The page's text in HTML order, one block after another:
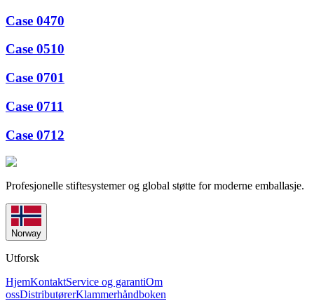
Case 0470
Case 0510
Case 0701
Case 0711
Case 0712
Profesjonelle stiftesystemer og global støtte for moderne emballasje.
Norway
Utforsk
HjemKontaktService og garantiOm
ossDistributørerKlammerhåndboken